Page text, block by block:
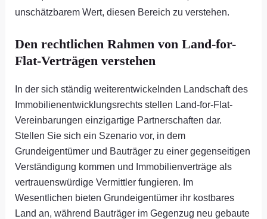
unschätzbarem Wert, diesen Bereich zu verstehen.
Den rechtlichen Rahmen von Land-for-
Flat-Verträgen verstehen
In der sich ständig weiterentwickelnden Landschaft des
Immobilienentwicklungsrechts stellen Land-for-Flat-
Vereinbarungen einzigartige Partnerschaften dar.
Stellen Sie sich ein Szenario vor, in dem
Grundeigentümer und Bauträger zu einer gegenseitigen
Verständigung kommen und Immobilienverträge als
vertrauenswürdige Vermittler fungieren. Im
Wesentlichen bieten Grundeigentümer ihr kostbares
Land an, während Bauträger im Gegenzug neu gebaute